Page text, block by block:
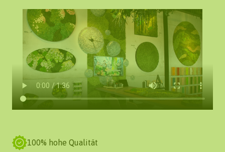
100% hohe Qualität